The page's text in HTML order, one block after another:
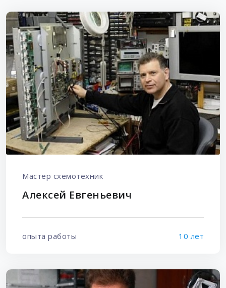
Мастер схемотехник
Алексей Евгеньевич
опыта работы 10 лет